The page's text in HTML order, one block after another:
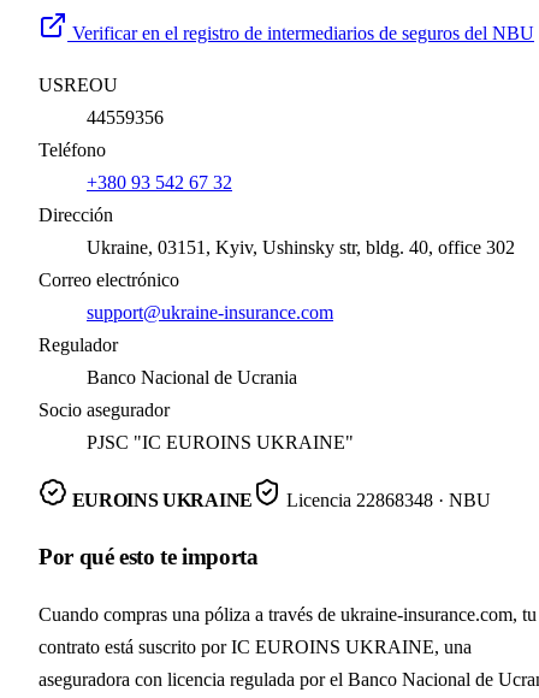
Verificar en el registro de intermediarios de seguros del NBU
USREOU
44559356
Teléfono
+380 93 542 67 32
Dirección
Ukraine, 03151, Kyiv, Ushinsky str, bldg. 40, office 302
Correo electrónico
support@ukraine-insurance.com
Regulador
Banco Nacional de Ucrania
Socio asegurador
PJSC "IC EUROINS UKRAINE"
EUROINS UKRAINE Licencia 22868348· NBU
Por qué esto te importa
Cuando compras una póliza a través de ukraine-insurance.com, tu
contrato está suscrito por IC EUROINS UKRAINE, una
aseguradora con licencia regulada por el Banco Nacional de